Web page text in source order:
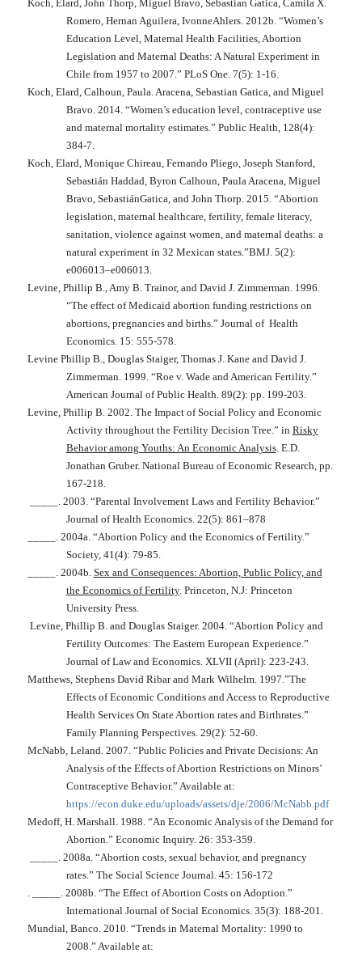
Koch, Elard, John Thorp, Miguel Bravo, Sebastian Gatica, Camila X.
Romero, Hernan Aguilera, IvonneAhlers. 2012b. “Women’s
Education Level, Maternal Health Facilities, Abortion
Legislation and Maternal Deaths: A Natural Experiment in
Chile from 1957 to 2007.” PLoS One. 7(5): 1-16.
Koch, Elard, Calhoun, Paula. Aracena, Sebastian Gatica, and Miguel
Bravo. 2014. “Women’s education level, contraceptive use
and maternal mortality estimates.” Public Health , 128(4):
384-7.
Koch, Elard, Monique Chireau, Fernando Pliego, Joseph Stanford,
Sebastián Haddad, Byron Calhoun, Paula Aracena, Miguel
Bravo, SebastiánGatica, and John Thorp. 2015. “Abortion
legislation, maternal healthcare, fertility, female literacy,
sanitation, violence against women, and maternal deaths: a
natural experiment in 32 Mexican states.”BMJ. 5(2):
e006013–e006013.
Levine, Phillip B., Amy B. Trainor, and David J. Zimmerman. 1996.
“The effect of Medicaid abortion funding restrictions on
abortions, pregnancies and births.” Journal of Health
Economics. 15: 555-578.
Levine Phillip B., Douglas Staiger, Thomas J. Kane and David J.
Zimmerman. 1999. “Roe v. Wade and American Fertility.”
American Journal of Public Health . 89(2): pp. 199-203.
Levine, Phillip B. 2002. The Impact of Social Policy and Economic
Activity throughout the Fertility Decision Tree.” in Risky
Behavior among Youths: An Economic Analysis. E.D.
Jonathan Gruber. National Bureau of Economic Research, pp.
167-218.
_____. 2003. “Parental Involvement Laws and Fertility Behavior.”
Journal of Health Economics. 22(5): 861–878
_____. 2004a. “Abortion Policy and the Economics of Fertility.”
Society, 41(4): 79-85.
_____. 2004b. Sex and Consequences: Abortion, Public Policy, and
the Economics of Fertility. Princeton, N.J: Princeton
University Press.
Levine, Phillip B. and Douglas Staiger. 2004. “Abortion Policy and
Fertility Outcomes: The Eastern European Experience.”
Journal of Law and Economics. XLVII (April): 223-243.
Matthews, Stephens David Ribar and Mark Wilhelm. 1997.”The
Effects of Economic Conditions and Access to Reproductive
Health Services On State Abortion rates and Birthrates.”
Family Planning Perspectives. 29(2): 52-60.
McNabb, Leland. 2007. “Public Policies and Private Decisions: An
Analysis of the Effects of Abortion Restrictions on Minors’
Contraceptive Behavior.” Available at:
https://econ.duke.edu/uploads/assets/dje/2006/McNabb.pdf
Medoff, H. Marshall. 1988. “An Economic Analysis of the Demand for
Abortion.” Economic Inquiry. 26: 353-359.
_____. 2008a. “Abortion costs, sexual behavior, and pregnancy
rates.” The Social Science Journal . 45: 156-172
. _____. 2008b. “The Effect of Abortion Costs on Adoption .”
International Journal of Social Economics. 35(3): 188-201.
Mundial, Banco. 2010. “Trends in Maternal Mortality: 1990 to
2008.” Available at: